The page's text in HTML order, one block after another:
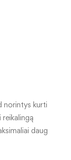
norintys kurti
daug